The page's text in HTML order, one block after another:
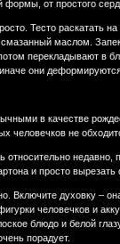
от простого
Тесто раскатать
маслом.
перекладывают в
они
в качестве
человечков не
относительно
и просто вырезать
Включите духовку –
человечков и
блюдо и белой
порадует.